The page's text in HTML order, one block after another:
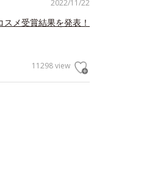
2022/11/22
メ受賞結果を発表！
11298 view